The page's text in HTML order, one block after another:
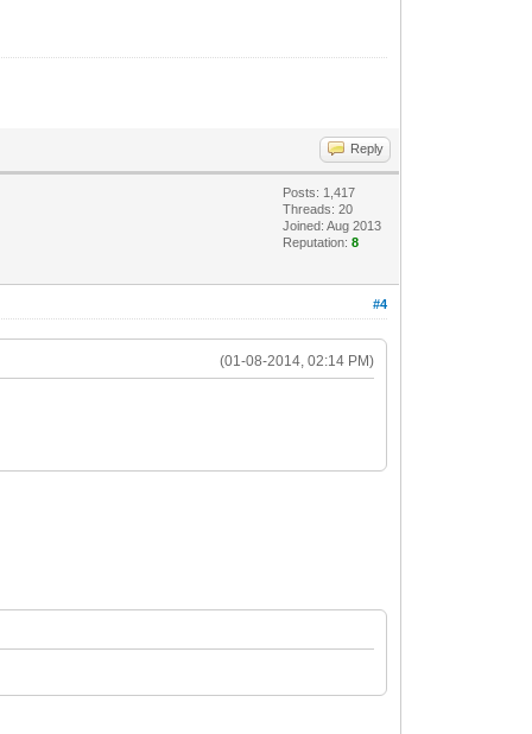
Reply
Posts: 1,417
Threads: 20
Joined: Aug 2013
Reputation:8
#4
(01-08-2014, 02:14 PM)